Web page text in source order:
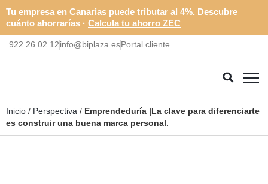
Tu empresa en Canarias puede tributar al 4%. Descubre
cuánto ahorrarías · Calcula tu ahorro ZEC
922 26 02 12info@biplaza.esPortal cliente
Inicio / Perspectiva / Emprendeduría |La clave para diferenciarte
es construir una buena marca personal.